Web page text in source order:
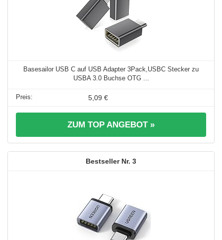
Basesailor USB C auf USB Adapter 3Pack,USBC Stecker zu
USBA 3.0 Buchse OTG ...
5,09 €
ZUM TOP ANGEBOT »
3